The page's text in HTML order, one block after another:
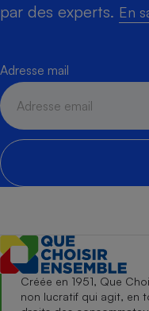
par des experts. En
Adresse mail
Créée en 1951, Que
non lucratif qui agit, en